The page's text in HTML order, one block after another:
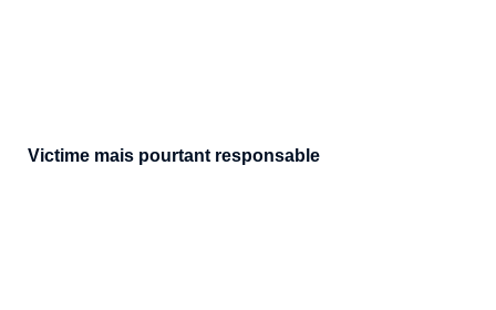
Victime mais pourtant responsable